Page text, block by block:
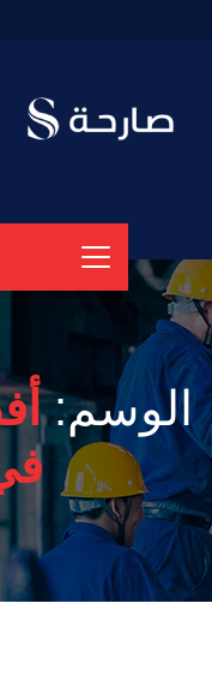
الوسم: